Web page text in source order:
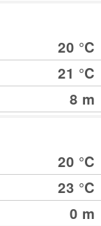
20 °C
21 °C
8 m
20 °C
23 °C
0 m